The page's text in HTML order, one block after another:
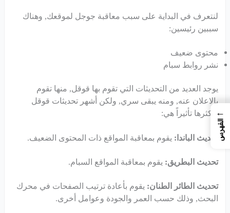
لنتعرف في البداية على سبب معاقبة جوجل لموقعك, وهناك
سببين رئيسين:
محتوى ضعيف
نشر روابط سبام
يوجد العديد من التحديثات التي تقوم بها قوقل, منها تقوم
بالاعلان عنه, ومنه يبقى سري, ولكن أشهر تحديثات قوقل
وأكثرها تأثيراً هي:
تحديث الباندا: يقوم بمعاقبة المواقع ذات المحتوى الضعيف.
تحديث البطريق: يقوم بمعاقبة المواقع السبام.
تحديث الطائر الطنان: يقوم بأعادة ترتيب الصفحات في محرك
البحث, وذلك حسب العمر والجودة وعوامل أخرى.
←
الفهرس